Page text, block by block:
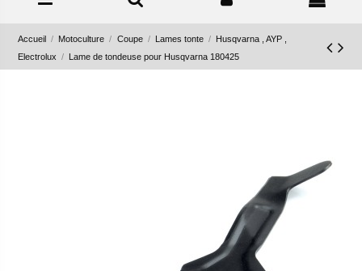
Accueil Motoculture Coupe Lames tonte
Husqvarna , AYP ,
Electrolux
Lame de tondeuse pour Husqvarna 180425